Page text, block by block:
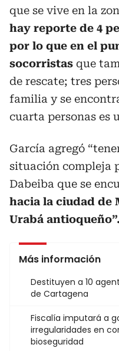
que se vive en la
hay reporte de 4
por lo que en el
socorristas que
de rescate; tres
familia y se
cuarta personas es
García agregó
situación compleja
Dabeiba que se
hacia la ciudad de
Urabá
Más información
Destituyen a 10
de Cartagena
Fiscalía imputará a
irregularidades en
bioseguridad